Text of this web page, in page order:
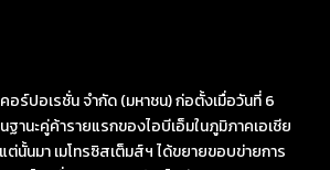
อร์ปอเรชั่น จำกัด (มหาชน) ก่อตั้งเมื่อวันที่ 6
ฐานะคู่ค้ารายแรกของไอบีเอ็มในภูมิภาคเอเชีย
ต่นั้นมา เมโทรซิสเต็มส์ฯ ได้ขยายขอบข่ายการ